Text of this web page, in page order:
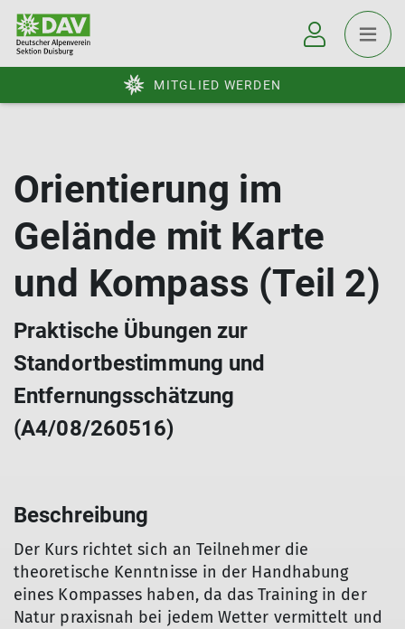
MITGLIED WERDEN
Orientierung im
Gelände mit Karte
und Kompass (Teil 2)
Praktische Übungen zur
Standortbestimmung und
Entfernungsschätzung
(A4/08/260516)
Beschreibung
Der Kurs richtet sich an Teilnehmer die
theoretische Kenntnisse in der Handhabung
eines Kompasses haben, da das Training in der
Natur praxisnah bei jedem Wetter vermittelt und